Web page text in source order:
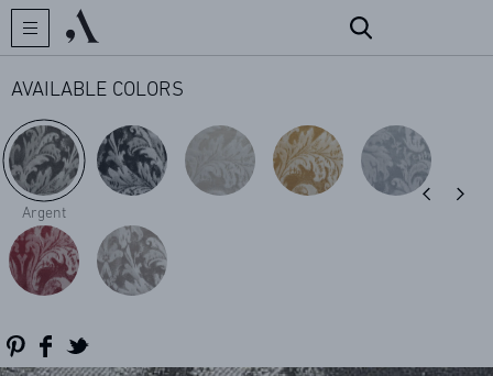
CREATOR
AVAILABLE COLORS
Argent